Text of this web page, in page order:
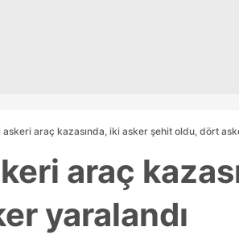
askeri araç kazasında, iki asker şehit oldu, dört
araç
yaralandı